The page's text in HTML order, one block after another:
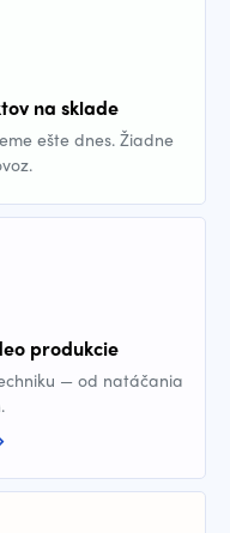
na sklade
ešte dnes. Žiadne
produkcie
— od natáčania